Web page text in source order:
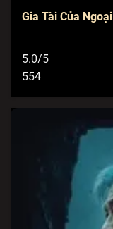
Gia Tài Của Ngoại
5.0/5
554